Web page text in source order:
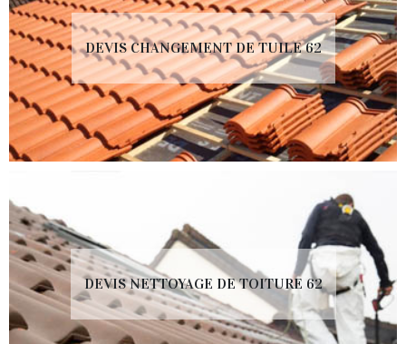
DEVIS CHANGEMENT DE TUILE 62
DEVIS NETTOYAGE DE TOITURE 62